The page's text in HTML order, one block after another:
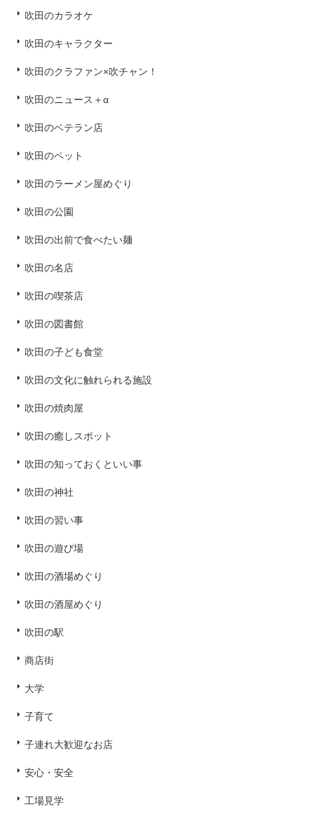
吹田のカラオケ
吹田のキャラクター
吹田のクラファン×吹チャン！
吹田のニュース＋α
吹田のベテラン店
吹田のペット
吹田のラーメン屋めぐり
吹田の公園
吹田の出前で食べたい麺
吹田の名店
吹田の喫茶店
吹田の図書館
吹田の子ども食堂
吹田の文化に触れられる施設
吹田の焼肉屋
吹田の癒しスポット
吹田の知っておくといい事
吹田の神社
吹田の習い事
吹田の遊び場
吹田の酒場めぐり
吹田の酒屋めぐり
吹田の駅
商店街
大学
子育て
子連れ大歓迎なお店
安心・安全
工場見学